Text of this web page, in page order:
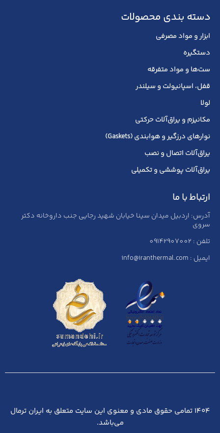
دسته بندی محصولات
ابزار و مواد مصرفی
دستگیره
ست‌ها و مواد متفرقه
قفل، اسپانیولت و سیلندر
لولا
مکانیزم و یراق‌آلات حرکتی
نوارهای درزگیر و هوابندی (Gaskets)
یراق‌آلات اتصال و نصب
یراق‌آلات پوششی و تکمیلی
ارتباط با ما
آدرس: اردبیل میدان سینا خیابان شهید رجایی جنب داروخانه دکتر
سروی
تلفن : 09142907002
ایمیل : info@iranthermal.com
۱۴۰۴ تمامی حقوق مادی و معنوی این سایت متعلق به ایران ترمال
می‌باشد.